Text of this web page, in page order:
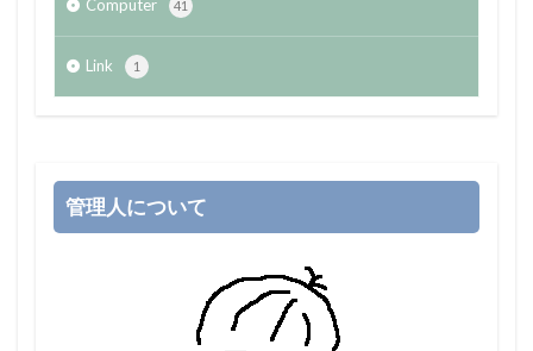
Computer 41
Link 1
管理人について